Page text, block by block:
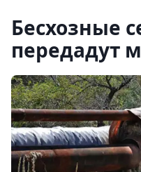
Бесхозные
передадут